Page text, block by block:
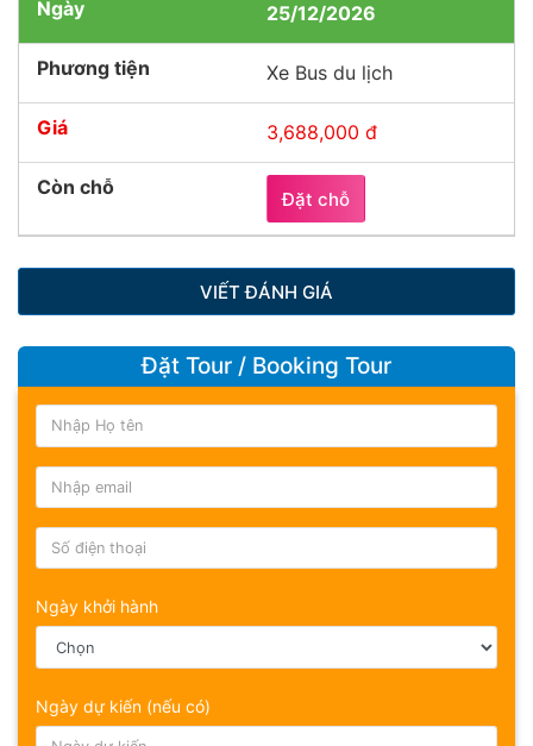
25/12/2026
Xe Bus du lịch
3,688,000 đ
Đặt chỗ
VIẾT ĐÁNH GIÁ
Đặt Tour / Booking Tour
Ngày khởi hành
Ngày dự kiến (nếu có)